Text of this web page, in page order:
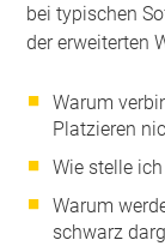
bei typischen
der erweiterten
Warum
Platzieren
Wie stelle
Warum
schwarz